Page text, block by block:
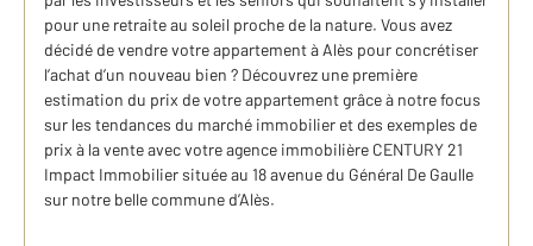
pour une retraite au soleil proche de la nature. Vous avez
décidé de vendre votre appartement à Alès pour concrétiser
l’achat d’un nouveau bien ? Découvrez une première
estimation du prix de votre appartement grâce à notre focus
sur les tendances du marché immobilier et des exemples de
prix à la vente avec votre agence immobilière CENTURY 21
Impact Immobilier située au 18 avenue du Général De Gaulle
sur notre belle commune d’Alès.